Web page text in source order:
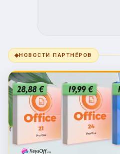
◆НОВОСТИ ПАРТНЁРОВ